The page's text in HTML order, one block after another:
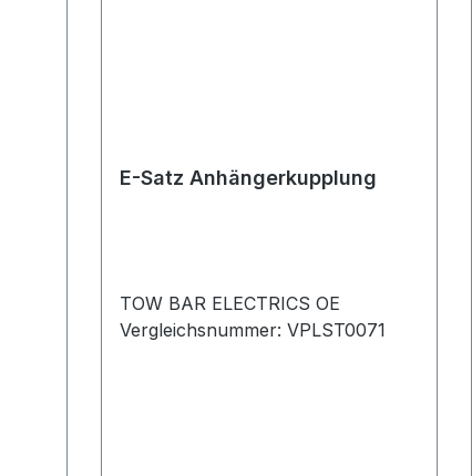
E-Satz Anhängerkupplung
TOW BAR ELECTRICS OE
Vergleichsnummer: VPLST0071